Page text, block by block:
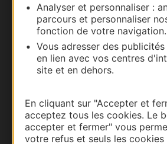
Analyser et personnaliser :
parcours et personnaliser
fonction de votre navigation.
Vous adresser des publicités
en lien avec vos centres
site et en dehors.
En cliquant sur "Accepter et
acceptez tous les cookies. Le
accepter et fermer" vous
votre refus et seuls les cookies
Documentation